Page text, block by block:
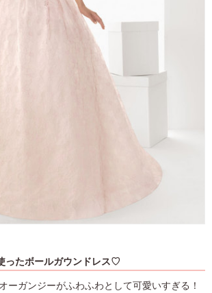
ったボールガウンドレス♡
ーガンジーがふわふわとして可愛いすぎる！